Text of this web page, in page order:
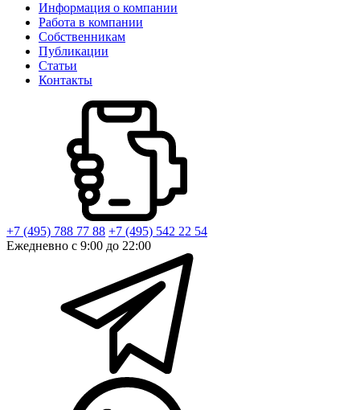
Информация о компании
Работа в компании
Собственникам
Публикации
Статьи
Контакты
+7 (495) 788 77 88 +7 (495) 542 22 54
Ежедневно с 9:00 до 22:00